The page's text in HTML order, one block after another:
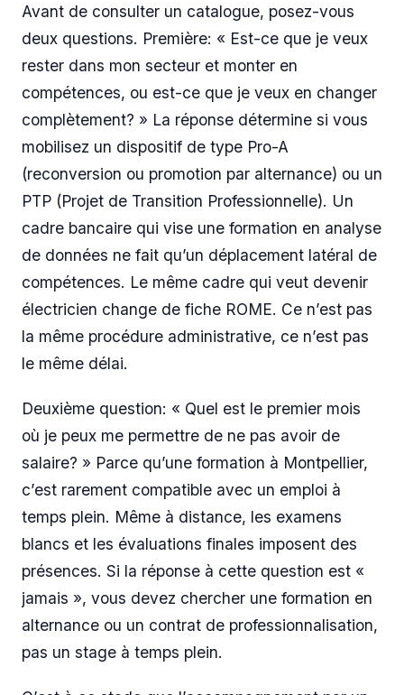
Avant de consulter un catalogue, posez-vous
deux questions. Première: « Est-ce que je veux
rester dans mon secteur et monter en
compétences, ou est-ce que je veux en changer
complètement? » La réponse détermine si vous
mobilisez un dispositif de type Pro-A
(reconversion ou promotion par alternance) ou un
PTP (Projet de Transition Professionnelle). Un
cadre bancaire qui vise une formation en analyse
de données ne fait qu’un déplacement latéral de
compétences. Le même cadre qui veut devenir
électricien change de fiche ROME. Ce n’est pas
la même procédure administrative, ce n’est pas
le même délai.
Deuxième question: « Quel est le premier mois
où je peux me permettre de ne pas avoir de
salaire? » Parce qu’une formation à Montpellier,
c’est rarement compatible avec un emploi à
temps plein. Même à distance, les examens
blancs et les évaluations finales imposent des
présences. Si la réponse à cette question est «
jamais », vous devez chercher une formation en
alternance ou un contrat de professionnalisation,
pas un stage à temps plein.